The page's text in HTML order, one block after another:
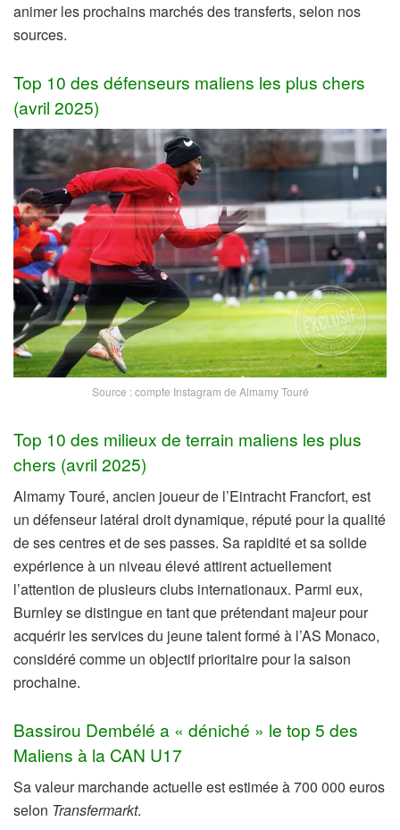
animer les prochains marchés des transferts, selon nos
sources.
Top 10 des défenseurs maliens les plus chers
(avril 2025)
Source : compte Instagram de Almamy Touré
Top 10 des milieux de terrain maliens les plus
chers (avril 2025)
Almamy Touré, ancien joueur de l’Eintracht Francfort, est
un défenseur latéral droit dynamique, réputé pour la qualité
de ses centres et de ses passes. Sa rapidité et sa solide
expérience à un niveau élevé attirent actuellement
l’attention de plusieurs clubs internationaux. Parmi eux,
Burnley se distingue en tant que prétendant majeur pour
acquérir les services du jeune talent formé à l’AS Monaco,
considéré comme un objectif prioritaire pour la saison
prochaine.
Bassirou Dembélé a « déniché » le top 5 des
Maliens à la CAN U17
Sa valeur marchande actuelle est estimée à 700 000 euros
selon Transfermarkt.